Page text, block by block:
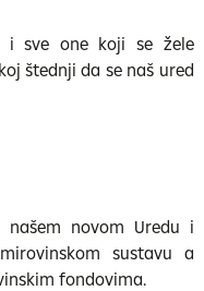
i sve one koji se žele
štednji da se naš ured
novom Uredu i
sustavu a
fondovima.